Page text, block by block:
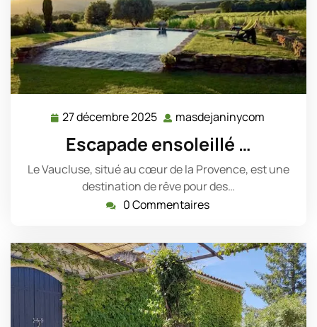
27 décembre 2025 27
décembre
2025
masdejaninycom
Escapade ensoleillé …
Le Vaucluse, situé au cœur de la Provence, est une
destination de rêve pour des…
0 Commentaires